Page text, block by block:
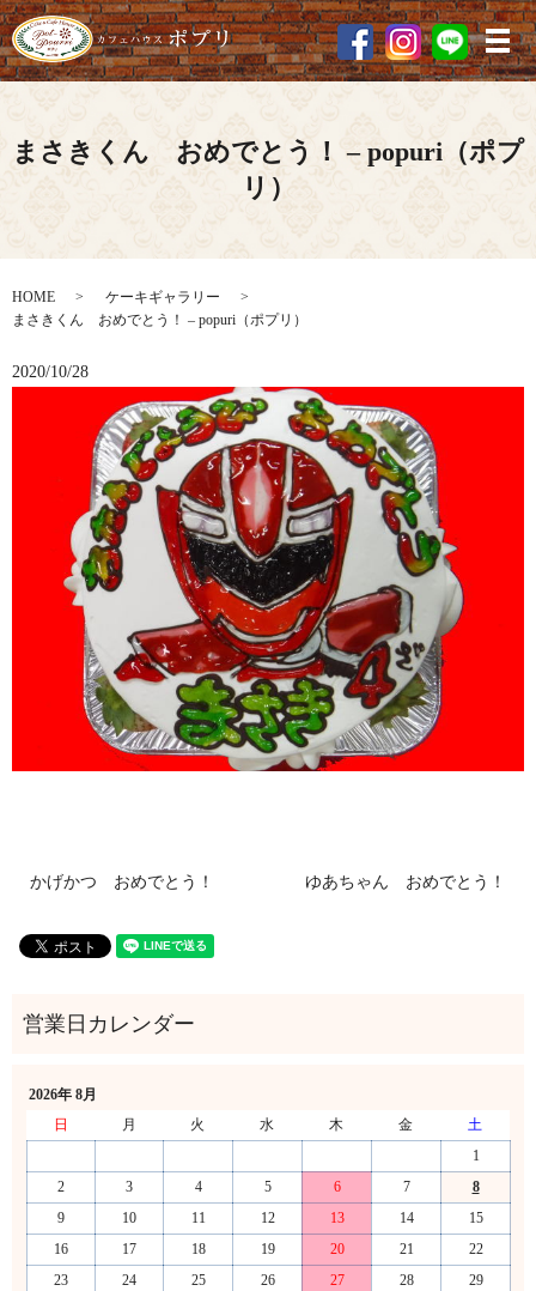
メ
まさきくん おめでとう！ – popuri（ポプ
リ）
HOME
ケーキギャラリー
まさきくん おめでとう！ – popuri（ポプリ）
2020/10/28
かげかつ おめでとう！ ゆあちゃん おめでとう！
2026年 8月
日
月 火 水 木 金
土
1
2
3 4 5 6 7
8
9
10 11 12 13 14
15
16
17 18 19 20 21
22
23
24 25 26 27 28
29